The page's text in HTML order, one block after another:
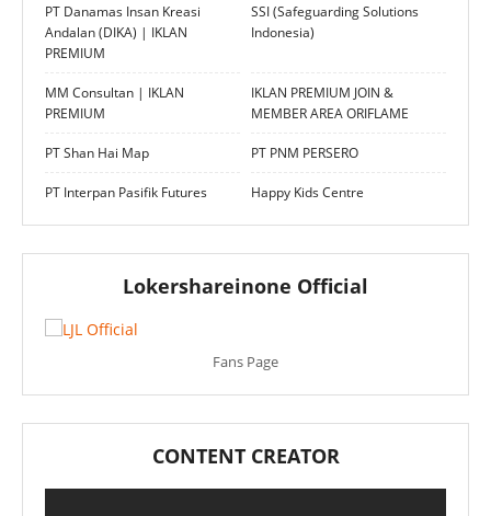
PT Danamas Insan Kreasi
Andalan (DIKA) | IKLAN
PREMIUM
SSI (Safeguarding Solutions
Indonesia)
MM Consultan | IKLAN
PREMIUM
IKLAN PREMIUM JOIN &
MEMBER AREA ORIFLAME
PT Shan Hai Map PT PNM PERSERO
PT Interpan Pasifik Futures Happy Kids Centre
Lokershareinone Official
Fans Page
CONTENT CREATOR